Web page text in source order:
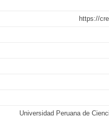
https://
Universidad Peruana de